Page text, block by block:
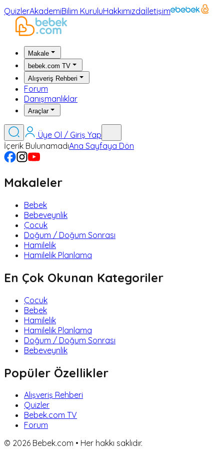
QuizlerAkademiBilim KuruluHakkımızdaİletişim
Makale
bebek.com TV
Alışveriş Rehberi
Forum
Danışmanlıklar
Araçlar
Üye Ol / Giriş Yap
İçerik BulunamadıAna Sayfaya Dön
Makaleler
Bebek
Bebeveynlik
Çocuk
Doğum / Doğum Sonrası
Hamilelik
Hamilelik Planlama
En Çok Okunan Kategoriler
Çocuk
Bebek
Hamilelik
Hamilelik Planlama
Doğum / Doğum Sonrası
Bebeveynlik
Popüler Özellikler
Alışveriş Rehberi
Quizler
Bebek.com TV
Forum
© 2026 Bebek.com • Her hakkı saklıdır.